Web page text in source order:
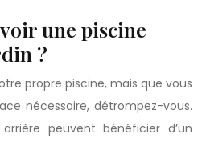
une piscine
?
propre piscine, mais que vous
nécessaire, détrompez-vous.
peuvent bénéficier d’un